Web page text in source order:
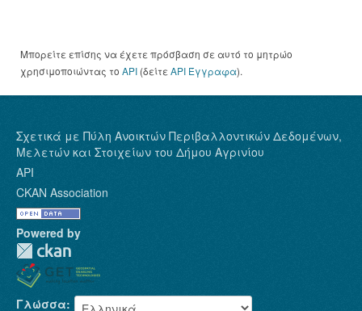
Μπορείτε επίσης να έχετε πρόσβαση σε αυτό το μητρώο
χρησιμοποιώντας το API (δείτε API Έγγραφα).
Σχετικά με Πύλη Ανοικτών Περιβαλλοντικών Δεδομένων,
Μελετών και Στοιχείων του Δήμου Αγρινίου
API
CKAN Association
Powered by
Γλώσσα